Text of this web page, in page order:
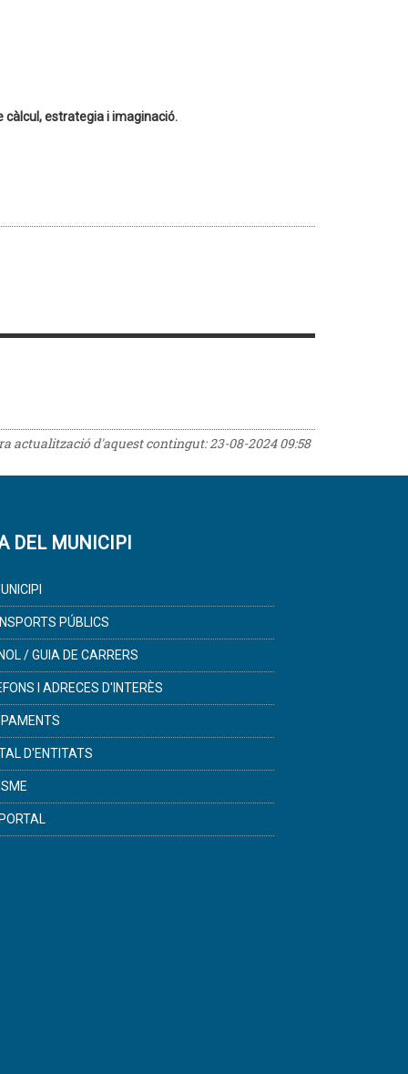
càlcul, estrategia i imaginació.
actualització d'aquest contingut:23-08-2024 09:58
DEL MUNICIPI
PÚBLICS
/ GUIA DE CARRERS
I ADRECES D'INTERÈS
D'ENTITATS